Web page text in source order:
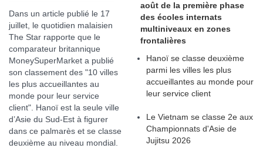
Dans un article publié le 17
juillet, le quotidien malaisien
The Star rapporte que le
comparateur britannique
MoneySuperMarket a publié
son classement des "10 villes
les plus accueillantes au
monde pour leur service
client". Hanoï est la seule ville
d’Asie du Sud-Est à figurer
dans ce palmarès et se classe
deuxième au niveau mondial.
août de la première phase
des écoles internats
multiniveaux en zones
frontalières
Hanoï se classe deuxième
parmi les villes les plus
accueillantes au monde pour
leur service client
Le Vietnam se classe 2e aux
Championnats d'Asie de
Jujitsu 2026